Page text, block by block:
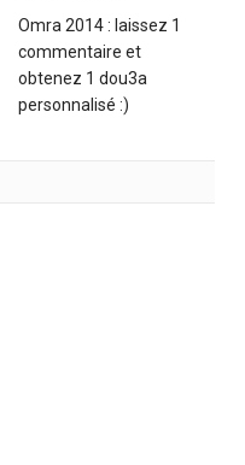
Omra 2014 : laissez 1
commentaire et
obtenez 1 dou3a
personnalisé :)